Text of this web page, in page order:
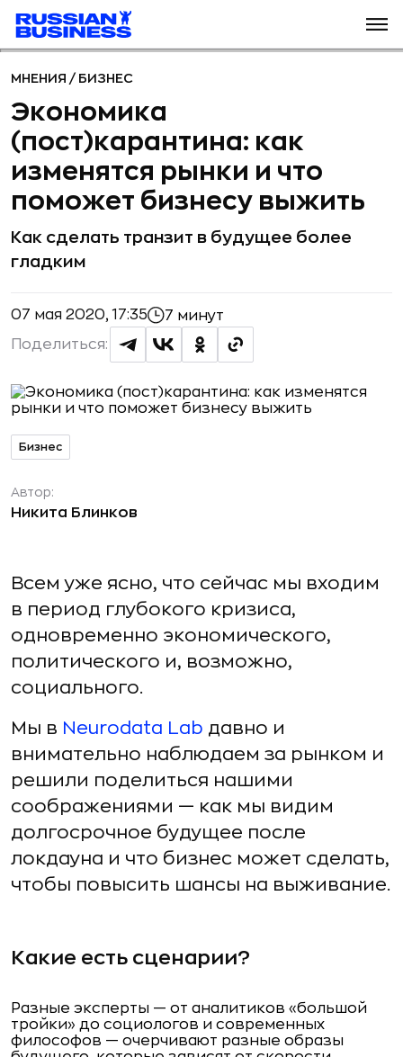
МНЕНИЯ / БИЗНЕС
Экономика
(пост)карантина: как
изменятся рынки и что
поможет бизнесу выжить
Как сделать транзит в будущее более
гладким
07 мая 2020, 17:35 7 минут
Поделиться:
Бизнес
Автор:
Никита Блинков
Всем уже ясно, что сейчас мы входим
в период глубокого кризиса,
одновременно экономического,
политического и, возможно,
социального.
Мы в Neurodata Lab давно и
внимательно наблюдаем за рынком и
решили поделиться нашими
соображениями — как мы видим
долгосрочное будущее после
локдауна и что бизнес может сделать,
чтобы повысить шансы на выживание.
Какие есть сценарии?
Разные эксперты — от аналитиков «большой
тройки» до социологов и современных
философов — очерчивают разные образы